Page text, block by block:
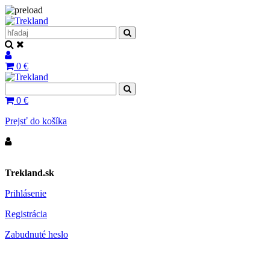
0 €
0 €
Prejsť do košíka
Trekland.sk
Prihlásenie
Registrácia
Zabudnuté heslo